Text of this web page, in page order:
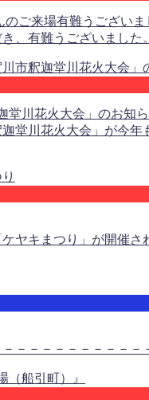
のご来場有難うございま
、有難うございました
堂川花火大会」のお知
堂川花火大会」が今
ヤキまつり」が開催
－－－－－－－－－